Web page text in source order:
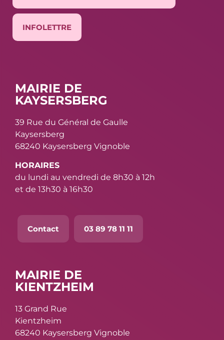
INFOLETTRE
MAIRIE DE
KAYSERSBERG
39 Rue du Général de Gaulle
Kaysersberg
68240 Kaysersberg Vignoble
HORAIRES
du lundi au vendredi de 8h30 à 12h
et de 13h30 à 16h30
Contact 03 89 78 11 11
MAIRIE DE
KIENTZHEIM
13 Grand Rue
Kientzheim
68240 Kaysersberg Vignoble